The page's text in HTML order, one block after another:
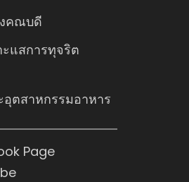
คณบดี
ะแสการทุจริต
ตสาหกรรมอาหาร
Page